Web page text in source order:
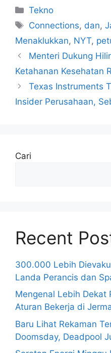
Kategori
Tekno
Tag
Connections, dan,
Menaklukkan, NYT,
Menteri Dukung
Ketahanan Kesehatan
Texas Instruments
Insider Perusahaan,
Cari
Recent
300.000 Lebih
Landa Perancis dan
Mengenal Lebih Dekat
Aturan Bekerja di
Baru Lihat Rekaman
Doomsday, Deadpool